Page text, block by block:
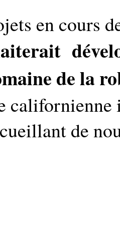
en cours
de la
californienne
de